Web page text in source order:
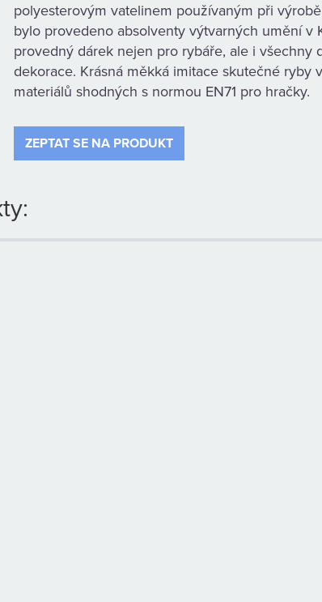
polyesterovým vatelinem používaným při
bylo provedeno absolventy výtvarných umění v
provedný dárek nejen pro rybáře, ale i všechny
dekorace. Krásná měkká imitace skutečné ryby
materiálů shodných s normou EN71 pro hračky.
ZEPTAT SE NA PRODUKT